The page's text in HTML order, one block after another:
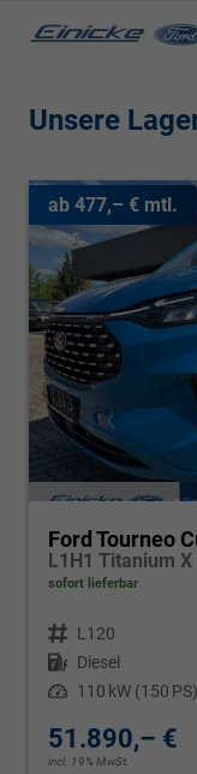
Unsere
ab 477,– € mtl.
Ford Tourneo
L1H1 Titanium
sofort lieferbar
Fahrzeugnr. L120
Kraftstoff Diesel
Leistung 110 kW (150 PS)
51.890,– €
incl. 19% MwSt.